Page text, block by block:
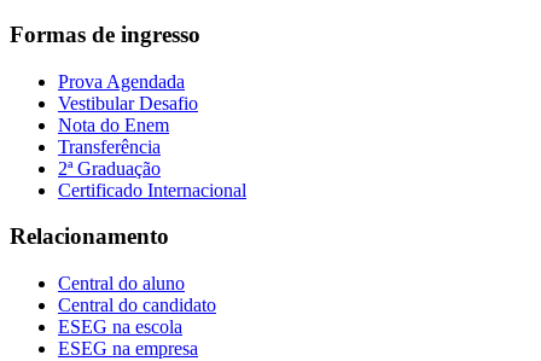
Formas de ingresso
Prova Agendada
Vestibular Desafio
Nota do Enem
Transferência
2ª Graduação
Certificado Internacional
Relacionamento
Central do aluno
Central do candidato
ESEG na escola
ESEG na empresa